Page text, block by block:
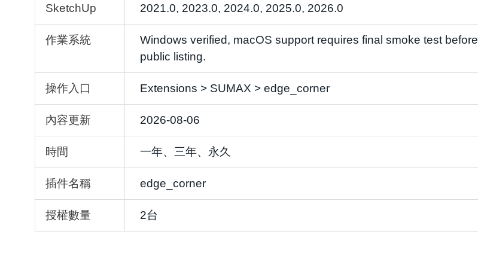
SketchUp 2021.0, 2023.0, 2024.0, 2025.0, 2026.0
作業系統
Windows verified, macOS support requires final smoke test before
public listing.
操作入口 Extensions > SUMAX > edge_corner
內容更新 2026-08-06
時間 一年、三年、永久
插件名稱 edge_corner
授權數量 2台